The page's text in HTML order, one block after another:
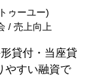
ゥーユー)
/ 売上向上
貸付・当座貸
やすい融資で